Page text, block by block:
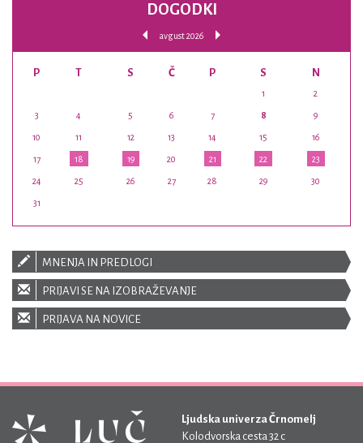
DOGODKI
avgust 2026
P T S Č P S N
1 2
3 4 5 6 7 8 9
10 11 12 13 14 15 16
17 18 19 20 21 22 23
24 25 26 27 28 29 30
31
MNENJA IN PREDLOGI
PRIJAVI SE NA IZOBRAŽEVANJE
PRIJAVA NA NOVICE
Ljudska univerza Črnomelj
Kolodvorska cesta 32 c